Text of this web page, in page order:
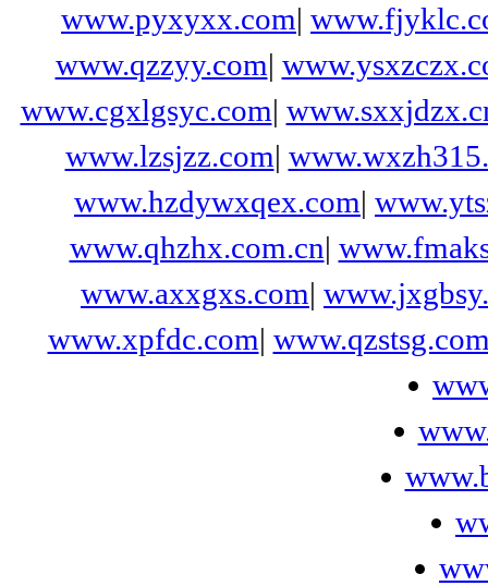
www.pyxyxx.com|
www.qzzyy.com|
www.cgxlgsyc.com|
www.lzsjzz.com|
www.hzdywxqex.com|
www.qhzhx.com.cn|
www.axxgxs.com|
www.xpfdc.com|